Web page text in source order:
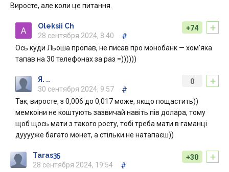
Виросте, але коли це питання.
+
+74
Oleksii Ch
28 сентября 2024, 8:40
#
Ось куди Льоша пропав, не писав про монобанк — хомʼяка
тапав на 30 телефонах за раз =))))))
+
0
Я. ..
30 сентября 2024, 9:57
#
Так, виросте, з 0,006 до 0,017 може, якщо пощастить))
мемкоіни не коштують зазвичай навіть пів долара, тому
щоб щось мати з такого росту, тобі треба мати в гаманці
дууууже багато монет, а стільки не натапаєш))
+
+30
Taras35
28 сентября 2024, 19:54
#